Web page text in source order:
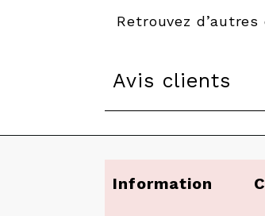
Retrouvez
Avis clients
Information